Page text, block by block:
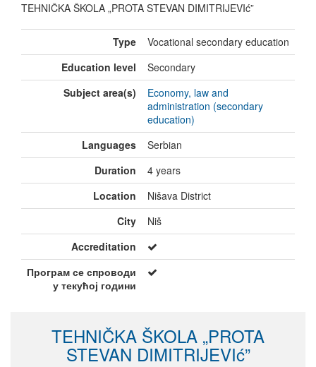
TEHNIČKA ŠKOLA „PROTA STEVAN DIMITRIJEVIć”
Type
Vocational secondary education
Education level
Secondary
Subject area(s)
Economy, law and
administration (secondary
education)
Languages
Serbian
Duration
4 years
Location
Nišava District
City
Niš
Accreditation
Програм се спроводи
у текућој години
TEHNIČKA ŠKOLA „PROTA
STEVAN DIMITRIJEVIć”